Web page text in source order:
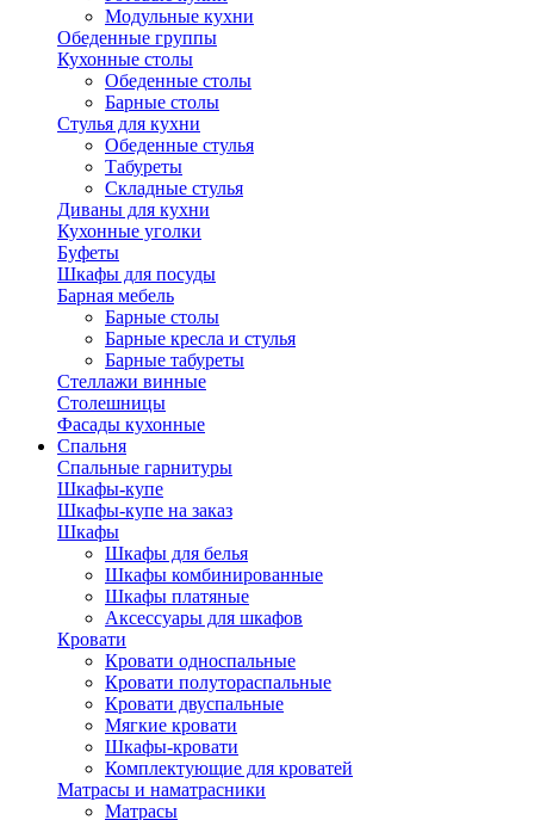
Модульные кухни
Обеденные группы
Кухонные столы
Обеденные столы
Барные столы
Стулья для кухни
Обеденные стулья
Табуреты
Складные стулья
Диваны для кухни
Кухонные уголки
Буфеты
Шкафы для посуды
Барная мебель
Барные столы
Барные кресла и стулья
Барные табуреты
Стеллажи винные
Столешницы
Фасады кухонные
Спальня
Спальные гарнитуры
Шкафы-купе
Шкафы-купе на заказ
Шкафы
Шкафы для белья
Шкафы комбинированные
Шкафы платяные
Аксессуары для шкафов
Кровати
Кровати односпальные
Кровати полутораспальные
Кровати двуспальные
Мягкие кровати
Шкафы-кровати
Комплектующие для кроватей
Матрасы и наматрасники
Матрасы